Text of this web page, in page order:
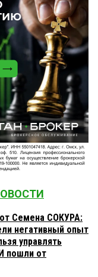
Семена СОКУРА:
негативный опыт
управлять
пошли от